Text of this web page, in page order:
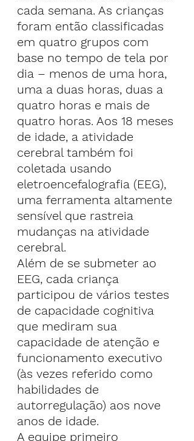
cada semana. As crianças
foram então classificadas
em quatro grupos com
base no tempo de tela por
dia – menos de uma hora,
uma a duas horas, duas a
quatro horas e mais de
quatro horas. Aos 18 meses
de idade, a atividade
cerebral também foi
coletada usando
eletroencefalografia (EEG),
uma ferramenta altamente
sensível que rastreia
mudanças na atividade
cerebral.
Além de se submeter ao
EEG, cada criança
participou de vários testes
de capacidade cognitiva
que mediram sua
capacidade de atenção e
funcionamento executivo
(às vezes referido como
habilidades de
autorregulação) aos nove
anos de idade.
A equipe primeiro